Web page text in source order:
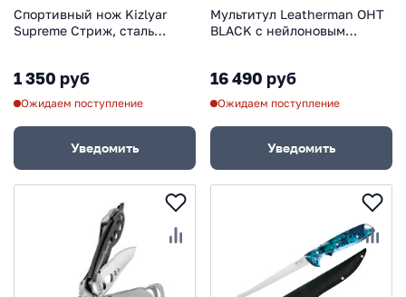
Спортивный нож Kizlyar
Supreme Стриж, сталь
1 350 руб
Ожидаем поступление
Уведомить
Мультитул Leatherman OHT
BLACK с нейлоновым
16 490 руб
Ожидаем поступление
Уведомить